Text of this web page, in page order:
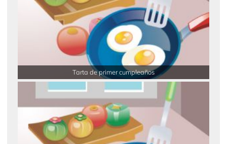
Tarta de primer cumpleaños